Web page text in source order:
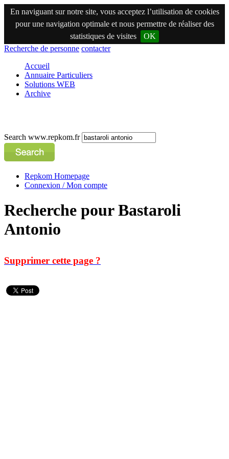
En naviguant sur notre site, vous acceptez l’utilisation de cookies
pour une navigation optimale et nous permettre de réaliser des
statistiques de visites
OK
Recherche de personne contacter
Accueil
Annuaire Particuliers
Solutions WEB
Archive
Search www.repkom.fr
Repkom Homepage
Connexion / Mon compte
Recherche pour Bastaroli
Antonio
Supprimer cette page ?